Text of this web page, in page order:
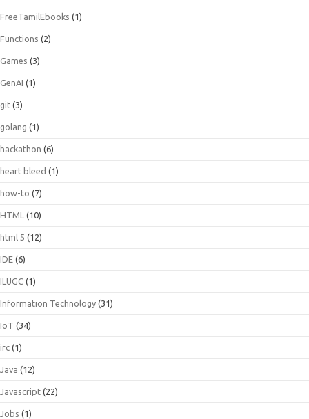
FreeTamilEbooks (1)
Functions (2)
Games (3)
GenAI (1)
git (3)
golang (1)
hackathon (6)
heart bleed (1)
how-to (7)
HTML (10)
html 5 (12)
IDE (6)
ILUGC (1)
Information Technology (31)
IoT (34)
irc (1)
Java (12)
Javascript (22)
Jobs (1)